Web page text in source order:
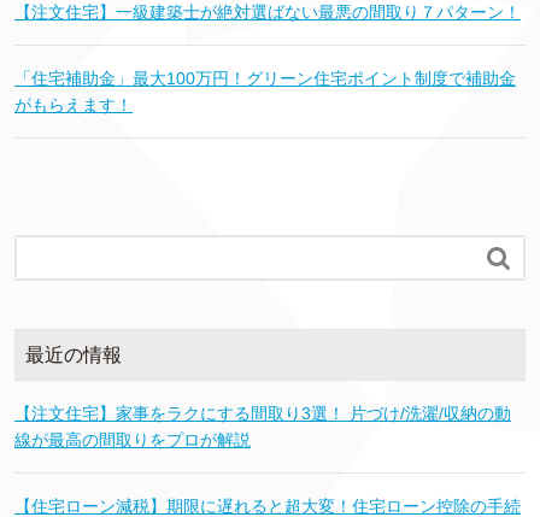
【注文住宅】一級建築士が絶対選ばない最悪の間取り７パターン！
「住宅補助金」最大100万円！グリーン住宅ポイント制度で補助金
がもらえます！

最近の情報
【注文住宅】家事をラクにする間取り3選！ 片づけ/洗濯/収納の動
線が最高の間取りをプロが解説
【住宅ローン減税】期限に遅れると超大変！住宅ローン控除の手続